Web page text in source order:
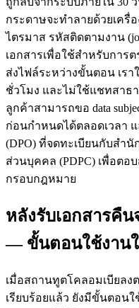
กระดาษจะทำลายด้วยเครื่อ
ไตรมาส รหัสติดตามงาน
เอกสารเพื่อใช้สำหรับการ
ส่งไฟล์ระหว่างขั้นตอน เร
ชั่วโมง และไม่ใช้แชทสาธ
ลูกค้าสามารถขอ data
ก่อนกำหนดได้ตลอดเวลา แล
(DPO) ที่จดทะเบียนกับสำ
ส่วนบุคคล (PDPC) เพื่อตอ
กรอบกฎหมาย
หลังรับเอกสารคื
— ขั้นตอนใช้งานใ
เมื่อสถานทูตโคลอมเบียลง
เรียบร้อยแล้ว ยังมีขั้นตอน